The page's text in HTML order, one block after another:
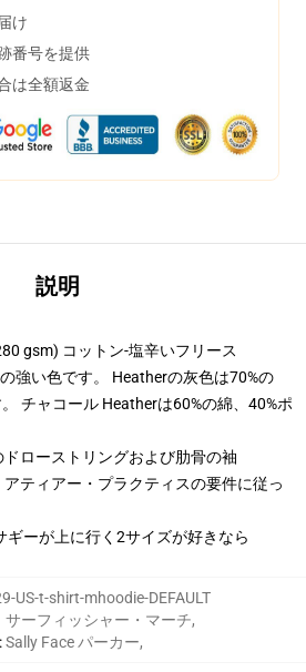
け
番号を提供
は全額返金
説明
gsm) コットン-塩辛いフリース
強い色です。 Heatherの灰色は70%の
チャコール Heatherは60%の綿、40%ポ
ローストリングおよび肋骨の袖
ティアー・プラクティスの要件に従っ
ギーが上に行く2サイズが好きなら
US-t-shirt-mhoodie-DEFAULT
:
サーフィッシャー・マーチ,
Sally Face パーカー,